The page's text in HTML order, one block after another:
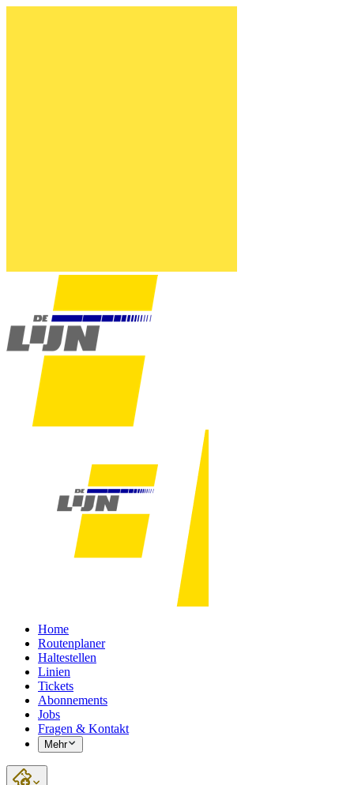
Home
Routenplaner
Haltestellen
Linien
Tickets
Abonnements
Jobs
Fragen & Kontakt
Mehr